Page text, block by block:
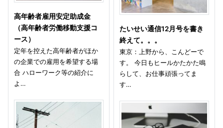
高年齢者雇用安定助成金
（高年齢者労働移動支援コ
ース）
定年を控えた高年齢者がほか
の企業での雇用を希望する場
合 ハローワーク等の紹介に
よ…
たいせい通信12月号を書き
終えて。。。
東京：上野から、こんどーで
す。 今日もヒールかたかた鳴
らして、お仕事頑張ってま
す…